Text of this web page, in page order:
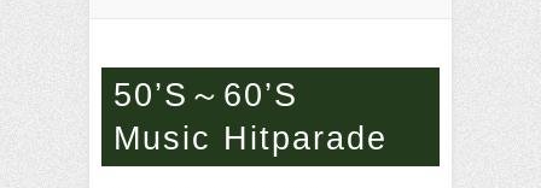
50’S～60’S
Music Hitparade